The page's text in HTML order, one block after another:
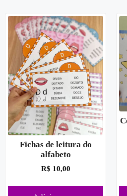
Fichas de leitura do
alfabeto
R$ 10,00